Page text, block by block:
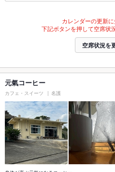
カレンダーの更新に
下記ボタンを押して空席状
空席状況を
元氣コーヒー
カフェ・スイーツ 名護